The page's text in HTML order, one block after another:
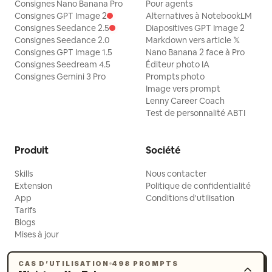
CAS D’UTILISATION 498 PROMPTS
exactement 3 icônes de voyage
illustrées : un joli appareil photo au trait
avec un cœur sur l'objectif à gauche,
une carte pliée avec une épingle de
localisation rose en bas à droite, et la
peluche du sac à dos. Ajoutez plusieurs
petits éclats, flèches, cœurs,
visuel : Portrait lifestyle photoréaliste
mélangé à des graphismes
miniature de vlog ludique, lumière dorée
Consignes Nano Banana Pro
Consignes GPT Image 2
Consignes Seedance 2.5
Consignes Seedance 2.0
Consignes GPT Image 1.5
Consignes Seedream 4.5
Consignes Gemini 3 Pro
Pour agents
Alternatives à NotebookLM
Diapositives GPT Image 2
Markdown vers article 𝕏
Nano Banana 2 face à Pro
Éditeur photo IA
Prompts photo
Image vers prompt
Lenny Career Coach
Test de personnalité ABTI
Produit
Skills
Extension
App
Tarifs
Blogs
Mises à jour
Société
Nous contacter
Politique de confidentialité
Conditions d'utilisation